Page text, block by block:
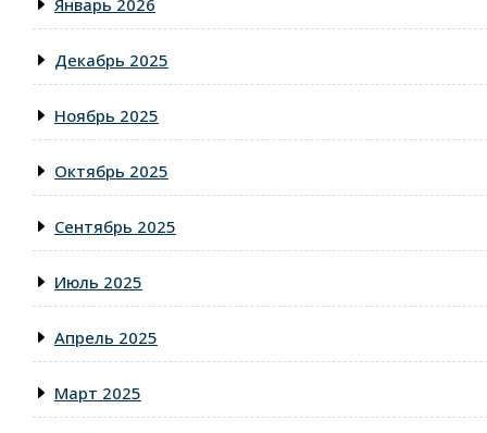
Декабрь 2025
Ноябрь 2025
Октябрь 2025
Сентябрь 2025
Июль 2025
Апрель 2025
Март 2025